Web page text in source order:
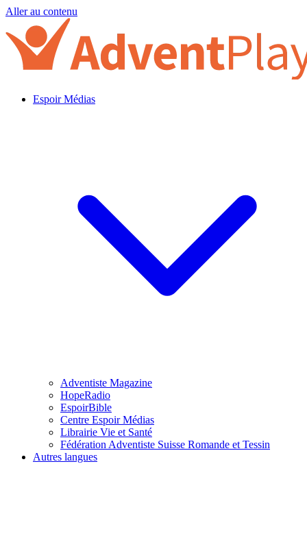
Aller au contenu
Espoir Médias
Adventiste Magazine
HopeRadio
EspoirBible
Centre Espoir Médias
Librairie Vie et Santé
Fédération Adventiste Suisse Romande et Tessin
Autres langues